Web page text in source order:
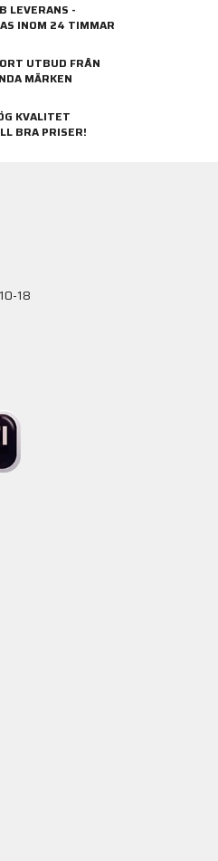
LEVERANS -
INOM 24 TIMMAR
UTBUD FRÅN
MÄRKEN
KVALITET
BRA PRISER!
18